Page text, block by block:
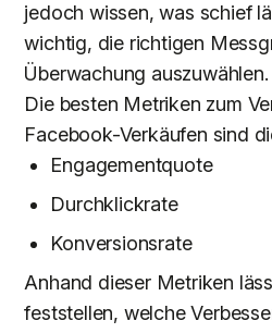
jedoch wissen, was schief
wichtig, die richtigen
Überwachung auszuwählen.
Die besten Metriken zum
Facebook-Verkäufen sind
Engagementquote
Durchklickrate
Konversionsrate
Anhand dieser Metriken
feststellen, welche